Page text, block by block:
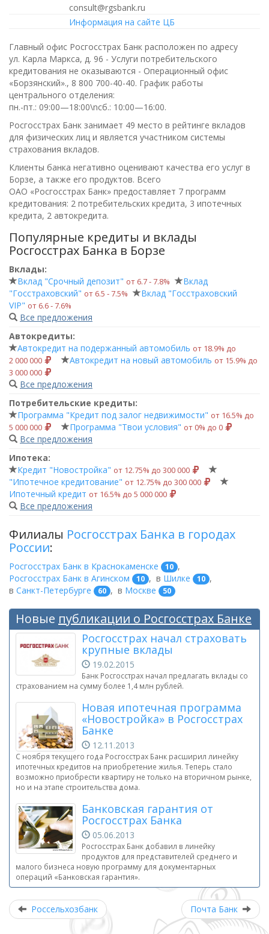
consult@rgsbank.ru
Информация на сайте ЦБ
Главный офис Росгосстрах Банк расположен по адресу
ул. Карла Маркса, д. 96 - Услуги потребительского
кредитования не оказываются - Операционный офис
«Борзянский»., 8 800 700-40-40. График работы
центрального отделения:
пн.-пт.: 09:00—18:00\nсб.: 10:00—16:00.
Росгосстрах Банк занимает 49 место в рейтинге вкладов
для физических лиц и является участником системы
страхования вкладов.
Клиенты банка негативно оценивают качества его услуг в
Борзе, а также его продуктов. Всего
ОАО «Росгосстрах Банк» предоставляет 7 программ
кредитования: 2 потребительских кредита, 3 ипотечных
кредита, 2 автокредита.
Популярные кредиты и вклады
Росгосстрах Банка в Борзе
Вклады:
Вклад "Срочный депозит" от 6.7 ‑ 7.8%
Вклад
"Госстраховский" от 6.5 ‑ 7.5%
Вклад "Госстраховский
VIP" от 6.6 ‑ 7.6%
Все предложения
Автокредиты:
Автокредит на подержанный автомобиль от 18.9% до
2 000 000
Автокредит на новый автомобиль от 15.9% до
3 000 000
Все предложения
Потребительские кредиты:
Программа "Кредит под залог недвижимости" от 16.5% до
5 000 000
Программа "Твои условия" от 0% до 0
Все предложения
Ипотека:
Кредит "Новостройка" от 12.75% до 300 000
"Ипотечное кредитование" от 12.75% до 300 000
Ипотечный кредит от 16.5% до 5 000 000
Все предложения
Филиалы Росгосстрах Банка в городах
России:
Росгосстрах Банк в Краснокаменске 10 ,
Росгосстрах Банк в Агинском
10 , в Шилке 10 ,
в Санкт-Петербурге 60 , в Москве 50
Новые публикации о Росгосстрах Банке
Росгосстрах начал страховать
крупные вклады
19.02.2015
Банк Росгосстрах начал предлагать вклады со
страхованием на сумму более 1,4 млн рублей.
Новая ипотечная программа
«Новостройка» в Росгосстрах
Банке
12.11.2013
С ноября текущего года Росгосстрах Банк расширил линейку
ипотечных кредитов на приобретение жилья. Теперь стало
возможно приобрести квартиру не только на вторичном рынке,
но и на этапе строительства дома.
Банковская гарантия от
Росгосстрах Банка
05.06.2013
Росгосстрах Банк добавил в линейку
продуктов для представителей среднего и
малого бизнеса новую программу для документарных
операций «Банковская гарантия».
Россельхозбанк Почта Банк